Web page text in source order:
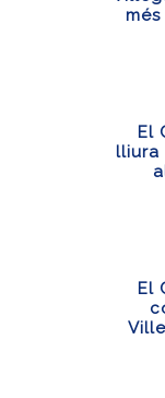
El
lliura
El